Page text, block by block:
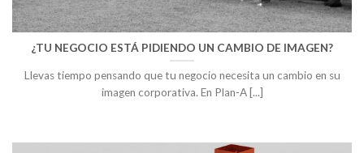
¿TU NEGOCIO ESTÁ PIDIENDO UN CAMBIO DE IMAGEN?
Llevas tiempo pensando que tu negocio necesita un cambio en su
imagen corporativa. En Plan-A [...]